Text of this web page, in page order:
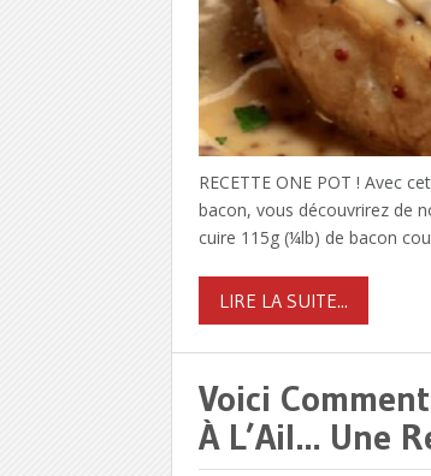
RECETTE ONE POT ! Avec
bacon, vous découvrirez de
cuire 115g (¼lb) de bacon
LIRE LA SUITE...
Voici
À L’Ail… Une